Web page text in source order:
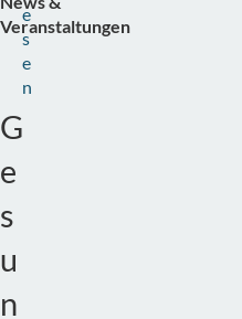
Veranstaltungen
e
s
e
n
G
e
s
u
n